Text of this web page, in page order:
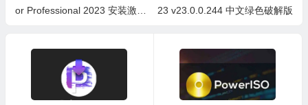
or Professional 2023 安装激活
23 v23.0.0.244 中文绿色破解版